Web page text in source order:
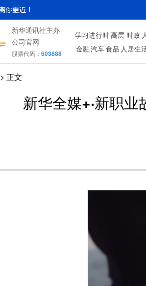
新华通讯社主办
公司官网
股票代码： 603888
学习进行时 高层 时政
金融 汽车 食品 人居生
> 正文
新华全媒+·新职